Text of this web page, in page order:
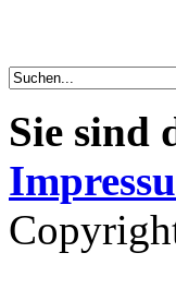
Sie sind